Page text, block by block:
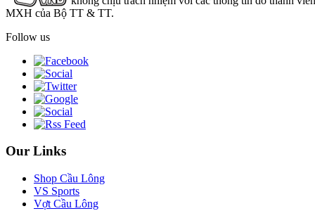
MXH của Bộ TT & TT.
Follow us
Our Links
Shop Cầu Lông
VS Sports
Vợt Cầu Lông